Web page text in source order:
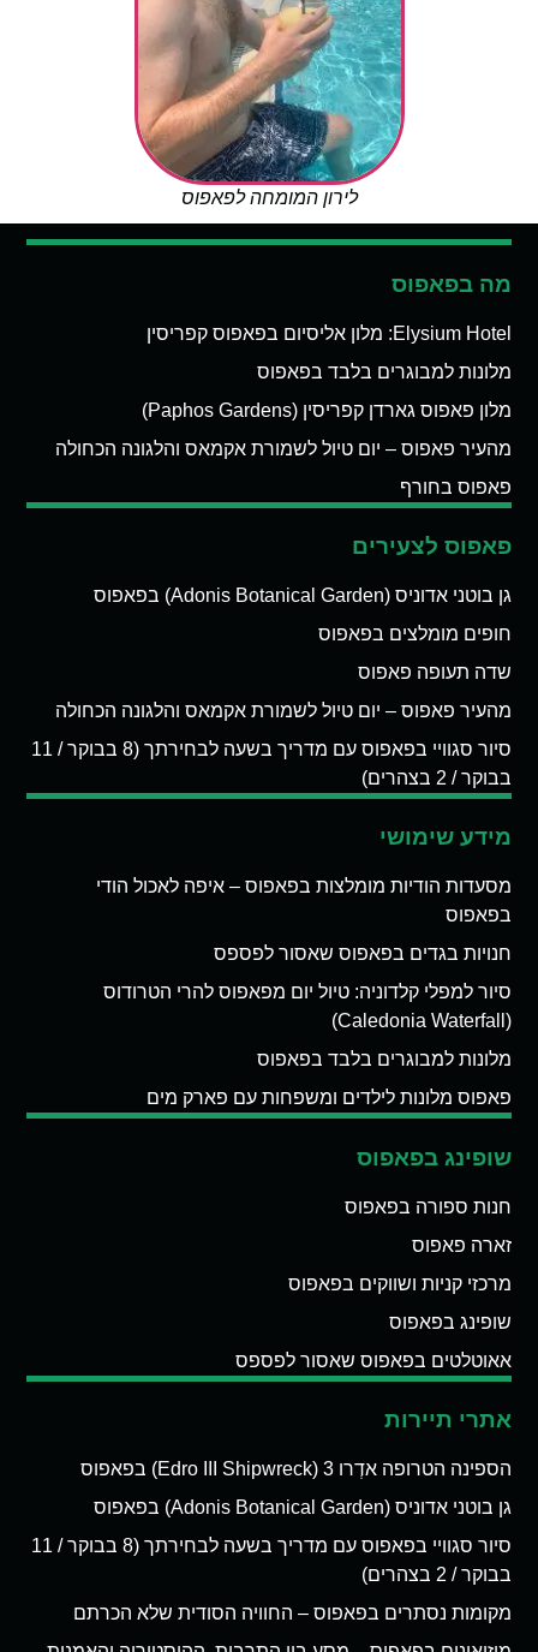
לירון המומחה לפאפוס
מה בפאפוס
Elysium Hotel: מלון אליסיום בפאפוס קפריסין
מלונות למבוגרים בלבד בפאפוס
מלון פאפוס גארדן קפריסין (Paphos Gardens)
מהעיר פאפוס – יום טיול לשמורת אקמאס והלגונה הכחולה
פאפוס בחורף
פאפוס לצעירים
גן בוטני אדוניס (Adonis Botanical Garden) בפאפוס
חופים מומלצים בפאפוס
שדה תעופה פאפוס
מהעיר פאפוס – יום טיול לשמורת אקמאס והלגונה הכחולה
סיור סגוויי בפאפוס עם מדריך בשעה לבחירתך (8 בבוקר / 11
בבוקר / 2 בצהרים)
מידע שימושי
מסעדות הודיות מומלצות בפאפוס – איפה לאכול הודי
בפאפוס
חנויות בגדים בפאפוס שאסור לפספס
סיור למפלי קלדוניה: טיול יום מפאפוס להרי הטרודוס
(Caledonia Waterfall)
מלונות למבוגרים בלבד בפאפוס
פאפוס מלונות לילדים ומשפחות עם פארק מים
שופינג בפאפוס
חנות ספורה בפאפוס
זארה פאפוס
מרכזי קניות ושווקים בפאפוס
שופינג בפאפוס
אאוטלטים בפאפוס שאסור לפספס
אתרי תיירות
הספינה הטרופה אדְרו 3 (Edro III Shipwreck) בפאפוס
גן בוטני אדוניס (Adonis Botanical Garden) בפאפוס
סיור סגוויי בפאפוס עם מדריך בשעה לבחירתך (8 בבוקר / 11
בבוקר / 2 בצהרים)
מקומות נסתרים בפאפוס – החוויה הסודית שלא הכרתם